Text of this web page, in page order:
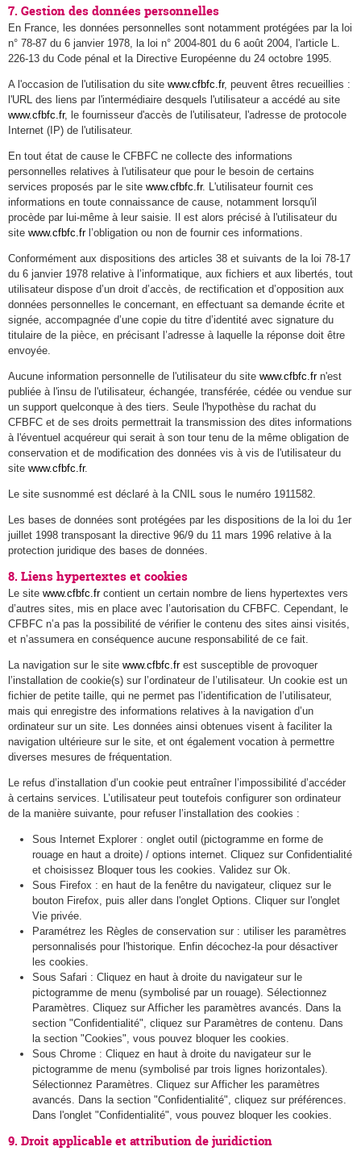
7. Gestion des données personnelles
En France, les données personnelles sont notamment protégées par la loi
n° 78-87 du 6 janvier 1978, la loi n° 2004-801 du 6 août 2004, l'article L.
226-13 du Code pénal et la Directive Européenne du 24 octobre 1995.
A l'occasion de l'utilisation du site www.cfbfc.fr, peuvent êtres recueillies :
l'URL des liens par l'intermédiaire desquels l'utilisateur a accédé au site
www.cfbfc.fr, le fournisseur d'accès de l'utilisateur, l'adresse de protocole
Internet (IP) de l'utilisateur.
En tout état de cause le CFBFC ne collecte des informations
personnelles relatives à l'utilisateur que pour le besoin de certains
services proposés par le site www.cfbfc.fr. L'utilisateur fournit ces
informations en toute connaissance de cause, notamment lorsqu'il
procède par lui-même à leur saisie. Il est alors précisé à l'utilisateur du
site www.cfbfc.frl’obligation ou non de fournir ces informations.
Conformément aux dispositions des articles 38 et suivants de la loi 78-17
du 6 janvier 1978 relative à l’informatique, aux fichiers et aux libertés, tout
utilisateur dispose d’un droit d’accès, de rectification et d’opposition aux
données personnelles le concernant, en effectuant sa demande écrite et
signée, accompagnée d’une copie du titre d’identité avec signature du
titulaire de la pièce, en précisant l’adresse à laquelle la réponse doit être
envoyée.
Aucune information personnelle de l'utilisateur du site www.cfbfc.frn'est
publiée à l'insu de l'utilisateur, échangée, transférée, cédée ou vendue sur
un support quelconque à des tiers. Seule l'hypothèse du rachat du
CFBFC et de ses droits permettrait la transmission des dites informations
à l'éventuel acquéreur qui serait à son tour tenu de la même obligation de
conservation et de modification des données vis à vis de l'utilisateur du
site www.cfbfc.fr.
Le site susnommé est déclaré à la CNIL sous le numéro 1911582.
Les bases de données sont protégées par les dispositions de la loi du 1er
juillet 1998 transposant la directive 96/9 du 11 mars 1996 relative à la
protection juridique des bases de données.
8. Liens hypertextes et cookies
Le site www.cfbfc.frcontient un certain nombre de liens hypertextes vers
d’autres sites, mis en place avec l’autorisation du CFBFC. Cependant, le
CFBFC n’a pas la possibilité de vérifier le contenu des sites ainsi visités,
et n’assumera en conséquence aucune responsabilité de ce fait.
La navigation sur le site www.cfbfc.frest susceptible de provoquer
l’installation de cookie(s) sur l’ordinateur de l’utilisateur. Un cookie est un
fichier de petite taille, qui ne permet pas l’identification de l’utilisateur,
mais qui enregistre des informations relatives à la navigation d’un
ordinateur sur un site. Les données ainsi obtenues visent à faciliter la
navigation ultérieure sur le site, et ont également vocation à permettre
diverses mesures de fréquentation.
Le refus d’installation d’un cookie peut entraîner l’impossibilité d’accéder
à certains services. L’utilisateur peut toutefois configurer son ordinateur
de la manière suivante, pour refuser l’installation des cookies :
Sous Internet Explorer : onglet outil (pictogramme en forme de
rouage en haut a droite) / options internet. Cliquez sur Confidentialité
et choisissez Bloquer tous les cookies. Validez sur Ok.
Sous Firefox : en haut de la fenêtre du navigateur, cliquez sur le
bouton Firefox, puis aller dans l'onglet Options. Cliquer sur l'onglet
Vie privée.
Paramétrez les Règles de conservation sur : utiliser les paramètres
personnalisés pour l'historique. Enfin décochez-la pour désactiver
les cookies.
Sous Safari : Cliquez en haut à droite du navigateur sur le
pictogramme de menu (symbolisé par un rouage). Sélectionnez
Paramètres. Cliquez sur Afficher les paramètres avancés. Dans la
section "Confidentialité", cliquez sur Paramètres de contenu. Dans
la section "Cookies", vous pouvez bloquer les cookies.
Sous Chrome : Cliquez en haut à droite du navigateur sur le
pictogramme de menu (symbolisé par trois lignes horizontales).
Sélectionnez Paramètres. Cliquez sur Afficher les paramètres
avancés. Dans la section "Confidentialité", cliquez sur préférences.
Dans l'onglet "Confidentialité", vous pouvez bloquer les cookies.
9. Droit applicable et attribution de juridiction